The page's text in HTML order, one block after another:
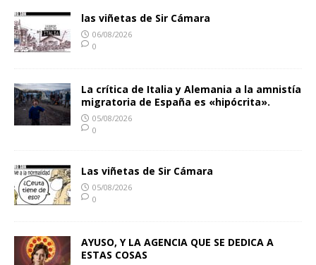
las viñetas de Sir Cámara
06/08/2026
0
La crítica de Italia y Alemania a la amnistía
migratoria de España es «hipócrita».
05/08/2026
0
Las viñetas de Sir Cámara
05/08/2026
0
AYUSO, Y LA AGENCIA QUE SE DEDICA A
ESTAS COSAS